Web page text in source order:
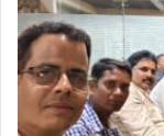
वर्ष
मिला
’5
-स्टार
रेटिंग’
अवार्ड
मजदूर
सेवा
समिति
के
पदाधिकारियो
के